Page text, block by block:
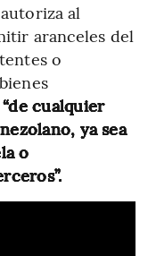
al
aranceles del
o
“de cualquier
ya sea
o